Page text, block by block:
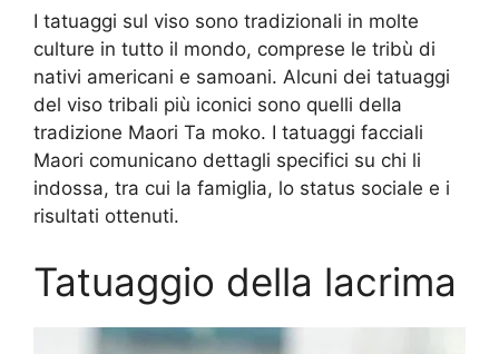
I tatuaggi sul viso sono tradizionali in molte
culture in tutto il mondo, comprese le tribù di
nativi americani e samoani. Alcuni dei tatuaggi
del viso tribali più iconici sono quelli della
tradizione Maori Ta moko. I tatuaggi facciali
Maori comunicano dettagli specifici su chi li
indossa, tra cui la famiglia, lo status sociale e i
risultati ottenuti.
Tatuaggio della lacrima